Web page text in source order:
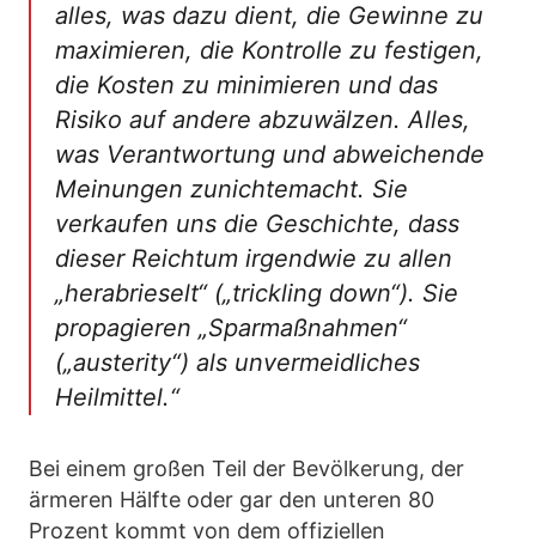
alles, was dazu dient, die Gewinne zu
maximieren, die Kontrolle zu festigen,
die Kosten zu minimieren und das
Risiko auf andere abzuwälzen. Alles,
was Verantwortung und abweichende
Meinungen zunichtemacht. Sie
verkaufen uns die Geschichte, dass
dieser Reichtum irgendwie zu allen
„herabrieselt“ („trickling down“). Sie
propagieren „Sparmaßnahmen“
(„austerity“) als unvermeidliches
Heilmittel.“
Bei einem großen Teil der Bevölkerung, der
ärmeren Hälfte oder gar den unteren 80
Prozent kommt von dem offiziellen